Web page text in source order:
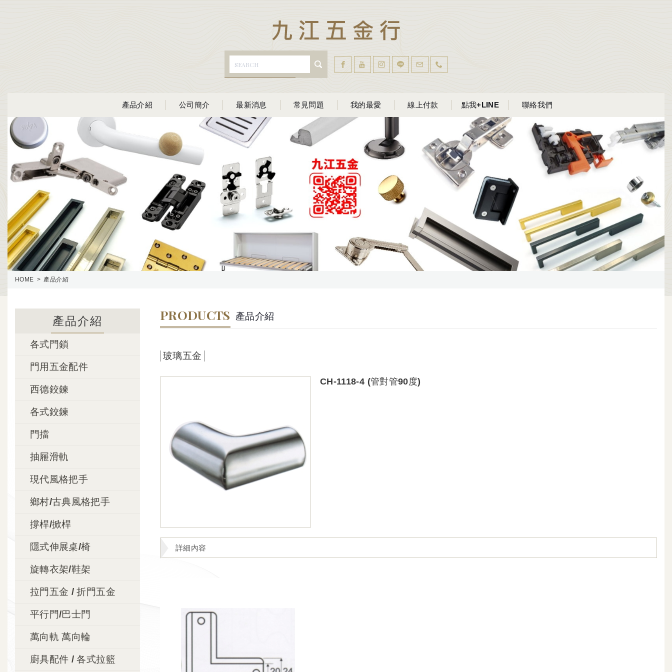
產品介紹 公司簡介 最新消息 常見問題 我的最愛 線上付款 點我+LINE 聯絡我們
HOME 產品介紹
產品介紹
各式門鎖
門用五金配件
西德鉸鍊
各式鉸鍊
門擋
抽屜滑軌
現代風格把手
鄉村/古典風格把手
撐桿/掀桿
隱式伸展桌/椅
旋轉衣架/鞋架
拉門五金 / 折門五金
平行門/巴士門
萬向軌 萬向輪
廚具配件 / 各式拉籃
PRODUCTS 產品介紹
玻璃五金
CH-1118-4 (管對管90度)
詳細內容